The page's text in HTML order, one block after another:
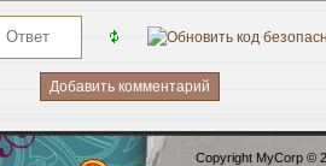
Copyright MyCorp ©